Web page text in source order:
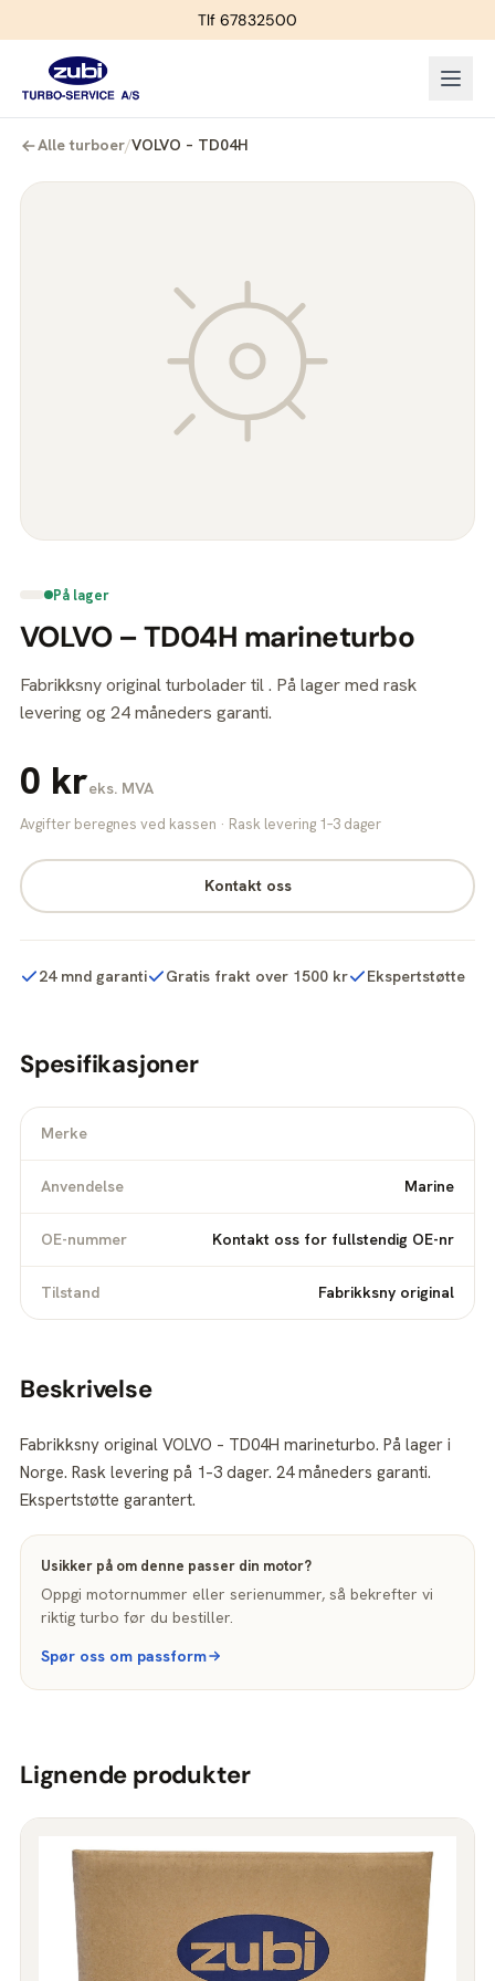
Tlf 67832500
Alle turboer/VOLVO – TD04H
På lager
VOLVO – TD04H marineturbo
Fabrikksny original turbolader til . På lager med rask
levering og 24 måneders garanti.
0 kreks. MVA
Avgifter beregnes ved kassen · Rask levering 1–3 dager
Kontakt oss
24 mnd garanti Gratis frakt over 1500 kr Ekspertstøtte
Spesifikasjoner
Merke
Anvendelse Marine
OE-nummer Kontakt oss for fullstendig OE-nr
Tilstand Fabrikksny original
Beskrivelse
Fabrikksny original VOLVO – TD04H marineturbo. På lager i
Norge. Rask levering på 1–3 dager. 24 måneders garanti.
Ekspertstøtte garantert.
Usikker på om denne passer din motor?
Oppgi motornummer eller serienummer, så bekrefter vi
riktig turbo før du bestiller.
Spør oss om passform
Lignende produkter